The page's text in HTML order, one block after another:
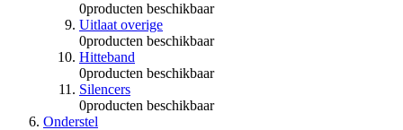
0producten beschikbaar
Uitlaat overige
0producten beschikbaar
Hitteband
0producten beschikbaar
Silencers
0producten beschikbaar
Onderstel